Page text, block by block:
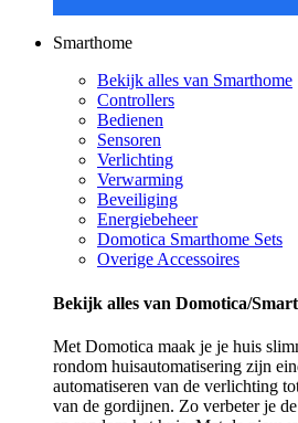
Smarthome
Bekijk alles van Smarthome
Controllers
Bedienen
Sensoren
Verlichting
Verwarming
Beveiliging
Energiebeheer
Domotica Smarthome Sets
Overige Accessoires
Bekijk alles van Domotica/
Met Domotica maak je je huis
rondom huisautomatisering zijn
automatiseren van de verlichting
van de gordijnen. Zo verbeter je